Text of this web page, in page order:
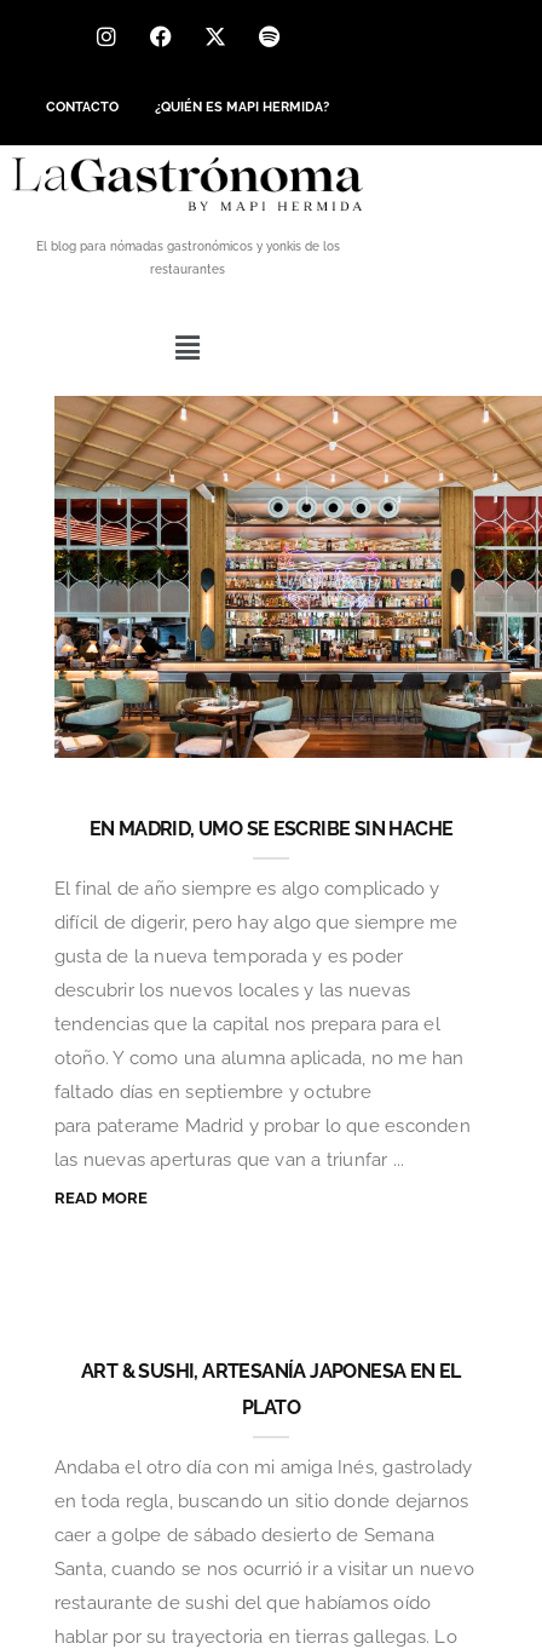
CONTACTO ¿QUIÉN ES MAPI HERMIDA?
El blog para nómadas gastronómicos y yonkis de los
restaurantes
EN MADRID, UMO SE ESCRIBE SIN HACHE
El final de año siempre es algo complicado y
difícil de digerir, pero hay algo que siempre me
gusta de la nueva temporada y es poder
descubrir los nuevos locales y las nuevas
tendencias que la capital nos prepara para el
otoño. Y como una alumna aplicada, no me han
faltado días en septiembre y octubre
para paterame Madrid y probar lo que esconden
las nuevas aperturas que van a triunfar ...
READ MORE
ART & SUSHI, ARTESANÍA JAPONESA EN EL
PLATO
Andaba el otro día con mi amiga Inés, gastrolady
en toda regla, buscando un sitio donde dejarnos
caer a golpe de sábado desierto de Semana
Santa, cuando se nos ocurrió ir a visitar un nuevo
restaurante de sushi del que habíamos oído
hablar por su trayectoria en tierras gallegas. Lo